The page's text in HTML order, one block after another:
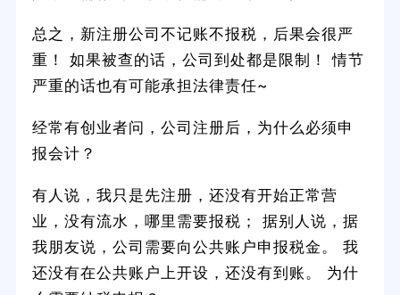
总之，新注册公司不记账不报税，后果会很严
重！ 如果被查的话，公司到处都是限制！ 情节
严重的话也有可能承担法律责任~
经常有创业者问，公司注册后，为什么必须申
报会计？
有人说，我只是先注册，还没有开始正常营
业，没有流水，哪里需要报税； 据别人说，据
我朋友说，公司需要向公共账户申报税金。 我
还没有在公共账户上开设，还没有到账。 为什